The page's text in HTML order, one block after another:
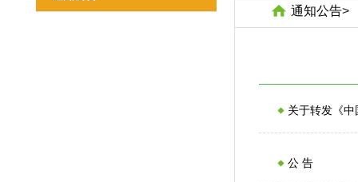
通知公告>
关于转发《
公 告